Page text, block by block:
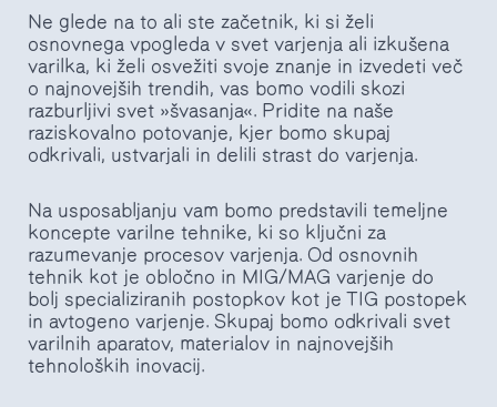
Ne glede na to ali ste začetnik, ki si želi
osnovnega vpogleda v svet varjenja ali izkušena
varilka, ki želi osvežiti svoje znanje in izvedeti več
o najnovejših trendih, vas bomo vodili skozi
razburljivi svet »švasanja«. Pridite na naše
raziskovalno potovanje, kjer bomo skupaj
odkrivali, ustvarjali in delili strast do varjenja.
Na usposabljanju vam bomo predstavili temeljne
koncepte varilne tehnike, ki so ključni za
razumevanje procesov varjenja. Od osnovnih
tehnik kot je obločno in MIG/MAG varjenje do
bolj specializiranih postopkov kot je TIG postopek
in avtogeno varjenje. Skupaj bomo odkrivali svet
varilnih aparatov, materialov in najnovejših
tehnoloških inovacij.